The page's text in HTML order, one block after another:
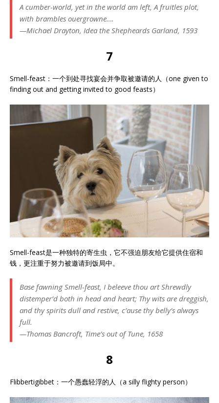
A cumber-world, yet in the world am left, A fruitles plot,
with brambles ouergrowne….
—Michael Drayton, Idea the Shepheards Garland, 1593
7
Smell-feast：一个到处寻找宴会并争取被邀请的人（one given to
finding out and getting invited to good feasts）
Smell-feast是一种独特的寄生虫，它不强迫朋友给它提供住宿和
钱，更注重于努力被邀请到饭局中。
Base fawning Smell-feast, I beleeve thou art Shrewdly
distemper’d both in head and heart; Thy wits are dreggish,
and thy spirits dull and restive, c’ause thy belly’s always
full.
—Thomas Bancroft, Time’s out of Tune, 1658
8
Flibbertigibbet：一个愚蠢轻浮的人（a silly flighty person）